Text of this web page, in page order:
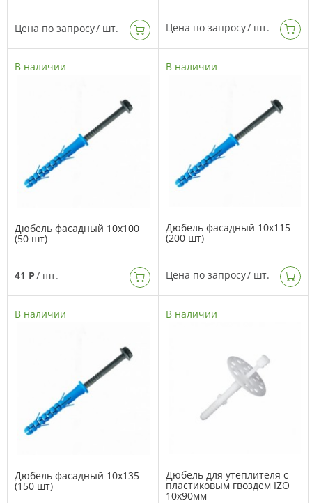
Цена по запросу/ шт. Цена по запросу/ шт.
В наличии
Дюбель фасадный 10х100
(50 шт)
41 Р/ шт.
В наличии
Дюбель фасадный 10х115
(200 шт)
Цена по запросу/ шт.
В наличии
Дюбель фасадный 10х135
(150 шт)
В наличии
Дюбель для утеплителя с
пластиковым гвоздем IZO
10х90мм